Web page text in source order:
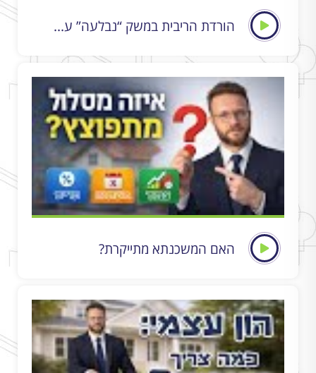
הורדת הריבית במשק “נבלעה” ע...
האם המשכנתא מתייקרת?